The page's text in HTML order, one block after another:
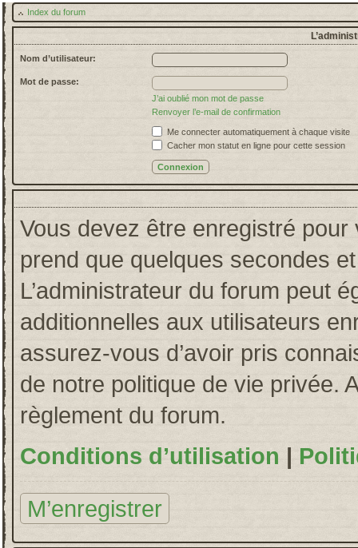
Index du forum
Nom d’utilisateur:
Mot de passe:
J’ai oublié mon mot de passe
Renvoyer l’e-mail de confirmation
Me connecter automatiquement à chaque visite
Cacher mon statut en ligne pour cette session
Vous devez être enregistré pour
prend que quelques secondes
L’administrateur du forum peut
additionnelles aux utilisateurs
assurez-vous d’avoir pris
de notre politique de vie privée.
règlement du forum.
Conditions d’utilisation |
M’enregistrer